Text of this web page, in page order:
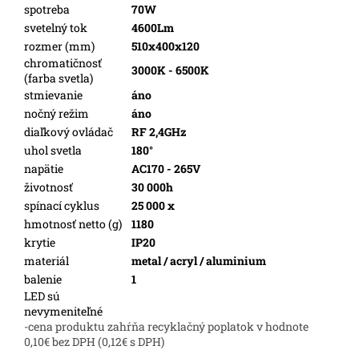
spotreba
70W
svetelný tok
4600Lm
rozmer (mm)
510x400x120
chromatičnosť
(farba svetla)
3000K - 6500K
stmievanie
áno
nočný režim
áno
diaľkový ovládač
RF 2,4GHz
uhol svetla
180°
napätie
AC170 - 265V
životnosť
30 000h
spínací cyklus
25 000 x
hmotnosť netto (g)
1180
krytie
IP20
materiál
metal / acryl / aluminium
balenie
1
LED sú
nevymeniteľné
-cena produktu zahŕňa recyklačný poplatok v hodnote
0,10€ bez DPH (0,12€ s DPH)